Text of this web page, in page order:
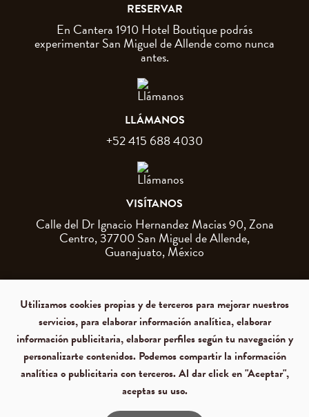
RESERVAR
En Cantera 1910 Hotel Boutique podrás
experimentar San Miguel de Allende como nunca
antes.
LLÁMANOS
+52 415 688 4030
VISÍTANOS
Calle del Dr Ignacio Hernandez Macias 90, Zona
Centro, 37700 San Miguel de Allende,
Guanajuato, México
Políticas de privacidad Términos y condiciones
© 2026 Cantera 1910 Hotel
reservados.
Utilizamos cookies propias y de terceros para mejorar nuestros
servicios, para elaborar información analítica, elaborar
información publicitaria, elaborar perfiles según tu navegación y
personalizarte contenidos. Podemos compartir la información
analítica o publicitaria con terceros. Al dar click en "Aceptar",
aceptas su uso.